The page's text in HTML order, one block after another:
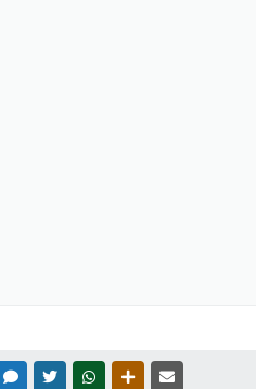
MESSENGER
TWITTERWHATSAPPOUTRAS MÍDIAS